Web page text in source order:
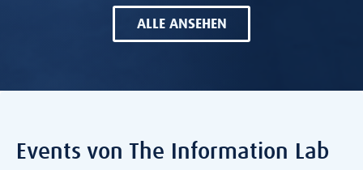
ALLE ANSEHEN
Events von The Information Lab